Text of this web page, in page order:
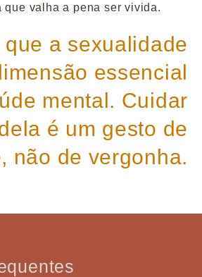
que valha a pena ser vivida.
a sexualidade
essencial
mental. Cuidar
é um gesto de
não de vergonha.